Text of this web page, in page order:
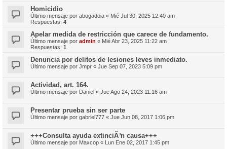
Homicidio
Último mensaje por abogadoia « Mié Jul 30, 2025 12:40 am
Respuestas: 4
Apelar medida de restricción que carece de fundamento.
Último mensaje por admin « Mié Abr 23, 2025 11:22 am
Respuestas: 1
Denuncia por delitos de lesiones leves inmediato.
Último mensaje por Jmpr « Jue Sep 07, 2023 5:09 pm
Actividad, art. 164.
Último mensaje por Daniel « Jue Ago 24, 2023 11:16 am
Presentar prueba sin ser parte
Último mensaje por gabriel777 « Jue Jun 08, 2017 1:06 pm
+++Consulta ayuda extinciÃ³n causa+++
Último mensaje por Maxcop « Lun Ene 02, 2017 1:45 pm